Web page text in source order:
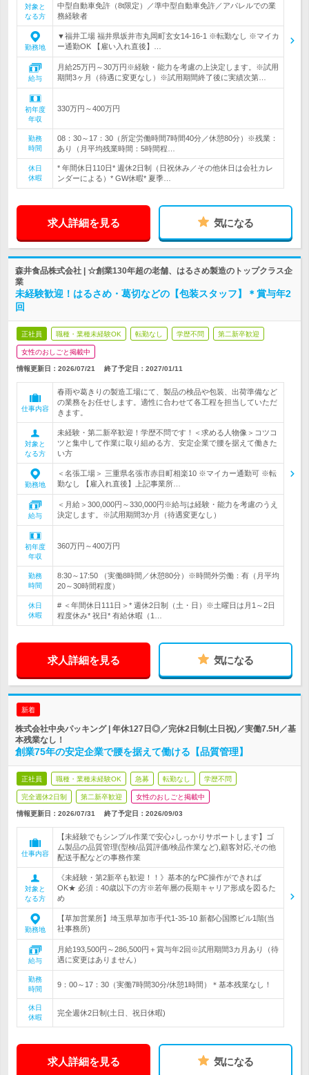
対象と
なる方
中型自動車免許（8t限定）／準中型自動車免許／アパレルでの業
務経験者
勤務地
▼福井工場 福井県坂井市丸岡町玄女14-16-1 ※転勤なし ※マイカ
ー通勤OK 【雇い入れ直後】…
給与
月給25万円～30万円※経験・能力を考慮の上決定します。※試用
期間3ヶ月（待遇に変更なし）※試用期間終了後に実績次第…
初年度
年収
330万円～400万円
勤務
時間
08：30～17：30（所定労働時間7時間40分／休憩80分）※残業：
あり（月平均残業時間：5時間程…
休日
休暇
* 年間休日110日* 週休2日制（日祝休み／その他休日は会社カレ
ンダーによる）* GW休暇* 夏季…
求人詳細を見る 気になる
森井食品株式会社 | ☆創業130年超の老舗、はるさめ製造のトップクラス企
業
未経験歓迎！はるさめ・葛切などの【包装スタッフ】＊賞与年2
回
正社員 職種・業種未経験OK 転勤なし 学歴不問 第二新卒歓迎
女性のおしごと掲載中
情報更新日：2026/07/21 終了予定日： 2027/01/11
仕事内容
春雨や葛きりの製造工場にて、製品の検品や包装、出荷準備など
の業務をお任せします。適性に合わせて各工程を担当していただ
きます。
対象と
なる方
未経験・第二新卒歓迎！学歴不問です！＜求める人物像＞コツコ
ツと集中して作業に取り組める方、安定企業で腰を据えて働きた
い方
勤務地
＜名張工場＞ 三重県名張市赤目町相楽10 ※マイカー通勤可 ※転
勤なし 【雇入れ直後】上記事業所…
給与
＜月給＞300,000円～330,000円※給与は経験・能力を考慮のうえ
決定します。※試用期間3か月（待遇変更なし）
初年度
年収
360万円～400万円
勤務
時間
8:30～17:50 （実働8時間／休憩80分）※時間外労働：有（月平均
20～30時間程度）
休日
休暇
# ＜年間休日111日＞* 週休2日制（土・日）※土曜日は月1～2日
程度休み* 祝日* 有給休暇（1…
求人詳細を見る 気になる
新着
株式会社中央パッキング | 年休127日◎／完休2日制(土日祝)／実働7.5H／基
本残業なし！
創業75年の安定企業で腰を据えて働ける【品質管理】
正社員 職種・業種未経験OK 急募 転勤なし 学歴不問
完全週休2日制 第二新卒歓迎 女性のおしごと掲載中
情報更新日：2026/07/31 終了予定日： 2026/09/03
仕事内容
【未経験でもシンプル作業で安心♪しっかりサポートします】ゴ
ム製品の品質管理(型検/品質評価/検品作業など),顧客対応,その他
配送手配などの事務作業
対象と
なる方
《未経験・第2新卒も歓迎！！》基本的なPC操作ができれば
OK★ 必須：40歳以下の方※若年層の長期キャリア形成を図るた
め
勤務地
【草加営業所】埼玉県草加市手代1-35-10 新都心国際ビル1階(当
社事務所)
給与
月給193,500円～286,500円＋賞与年2回※試用期間3カ月あり（待
遇に変更はありません）
勤務
時間
9：00～17：30（実働7時間30分/休憩1時間）＊基本残業なし！
休日
休暇
完全週休2日制(土日、祝日休暇)
求人詳細を見る 気になる